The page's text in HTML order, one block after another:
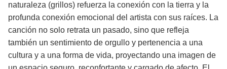
naturaleza (grillos) refuerza la conexión con la tierra y la
profunda conexión emocional del artista con sus raíces. La
canción no solo retrata un pasado, sino que refleja
también un sentimiento de orgullo y pertenencia a una
cultura y a una forma de vida, proyectando una imagen de